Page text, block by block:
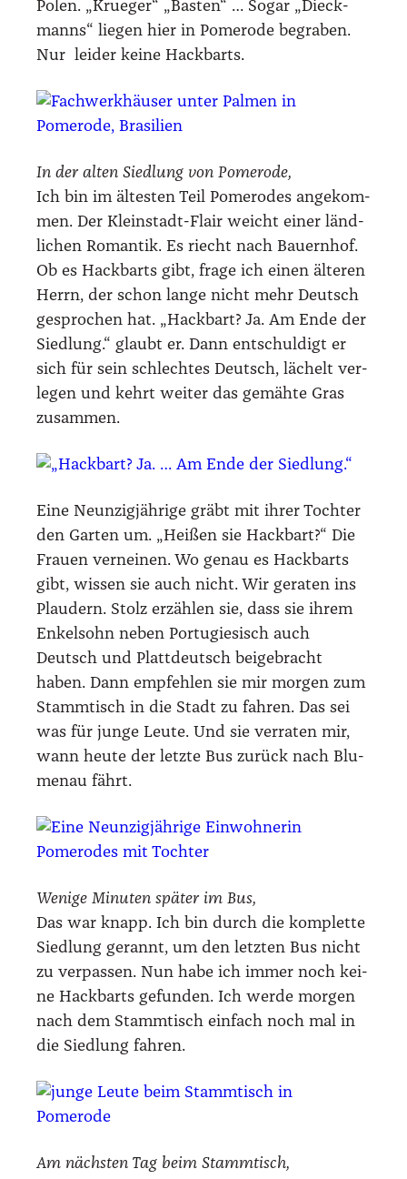
Polen. „Krue­ger“ „Bas­ten“ … Sogar „Dieck­
manns“ lie­gen hier in Pomero­de begra­ben.
Nur lei­der kei­ne Hack­barts.
In der alten Sied­lung von Pomero­de,
Ich bin im ältes­ten Teil Pomero­des ange­kom­
men. Der Klein­stadt-Flair weicht einer länd­
li­chen Roman­tik. Es riecht nach Bau­ern­hof.
Ob es Hack­barts gibt, fra­ge ich einen älte­ren
Herrn, der schon lan­ge nicht mehr Deutsch
gespro­chen hat. „Hack­bart? Ja. Am Ende der
Sied­lung.“ glaubt er. Dann ent­schul­digt er
sich für sein schlech­tes Deutsch, lächelt ver­
le­gen und kehrt wei­ter das gemäh­te Gras
zusam­men.
Eine Neun­zig­jäh­ri­ge gräbt mit ihrer Toch­ter
den Gar­ten um. „Hei­ßen sie Hack­bart?“ Die
Frau­en ver­nei­nen. Wo genau es Hack­barts
gibt, wis­sen sie auch nicht. Wir gera­ten ins
Plau­dern. Stolz erzäh­len sie, dass sie ihrem
Enkel­sohn neben Por­tu­gie­sisch auch
Deutsch und Platt­deutsch bei­gebracht
haben. Dann emp­feh­len sie mir mor­gen zum
Stamm­tisch in die Stadt zu fah­ren. Das sei
was für jun­ge Leu­te. Und sie ver­ra­ten mir,
wann heu­te der letz­te Bus zurück nach Blu­
men­au fährt.
Weni­ge Minu­ten spä­ter im Bus,
Das war knapp. Ich bin durch die kom­plet­te
Sied­lung gerannt, um den letz­ten Bus nicht
zu ver­pas­sen. Nun habe ich immer noch kei­
ne Hack­barts gefun­den. Ich wer­de mor­gen
nach dem Stamm­tisch ein­fach noch mal in
die Sied­lung fah­ren.
Am nächs­ten Tag beim Stamm­tisch,